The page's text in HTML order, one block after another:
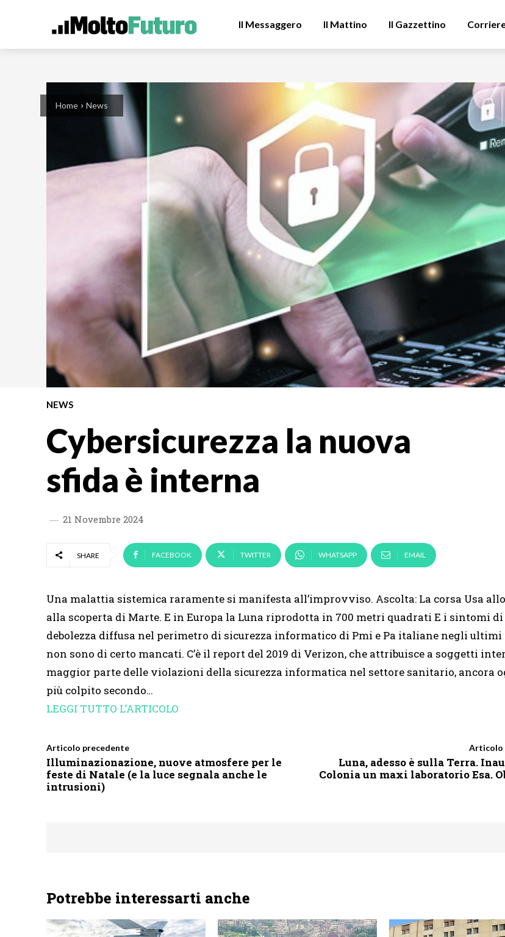
Il Messaggero Il Mattino Il Gazzettino
Home News
NEWS
Cybersicurezza la nuova
sfida è interna
21 Novembre 2024
SHARE FACEBOOK TWITTER WHATSAPP EMAIL
Una malattia sistemica raramente si manifesta all’improvviso. Ascolta: La corsa Usa
alla scoperta di Marte. E in Europa la Luna riprodotta in 700 metri quadrati E i sintomi di
debolezza diffusa nel perimetro di sicurezza informatico di Pmi e Pa italiane negli
non sono di certo mancati. C’è il report del 2019 di Verizon, che attribuisce a soggetti
maggior parte delle violazioni della sicurezza informatica nel settore sanitario, ancora
più colpito secondo…
LEGGI TUTTO L’ARTICOLO
Articolo precedente
Illuminazionazione, nuove atmosfere per le
feste di Natale (e la luce segnala anche le
intrusioni)
Articolo
Luna, adesso è sulla Terra.
Colonia un maxi laboratorio Esa.
Potrebbe interessarti anche